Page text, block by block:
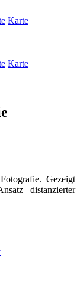
Karte
Karte
Gezeigt
distanzierter